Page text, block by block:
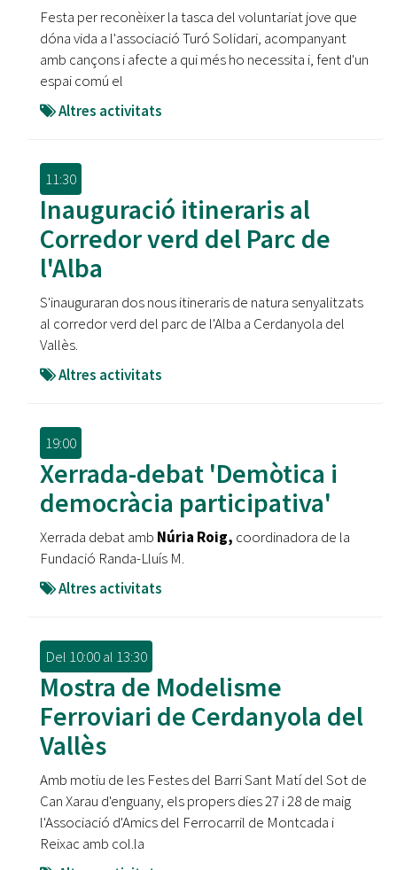
Festa per reconèixer la tasca del voluntariat jove que
dóna vida a l'associació Turó Solidari, acompanyant
amb cançons i afecte a qui més ho necessita i, fent d'un
espai comú el
Altres activitats
11:30
Inauguració itineraris al
Corredor verd del Parc de
l'Alba
S'inauguraran dos nous itineraris de natura senyalitzats
al corredor verd del parc de l'Alba a Cerdanyola del
Vallès.
Altres activitats
19:00
Xerrada-debat 'Demòtica i
democràcia participativa'
Xerrada debat amb Núria Roig, coordinadora de la
Fundació Randa-Lluís M.
Altres activitats
Del 10:00al 13:30
Mostra de Modelisme
Ferroviari de Cerdanyola del
Vallès
Amb motiu de les Festes del Barri Sant Matí del Sot de
Can Xarau d'enguany, els propers dies 27 i 28 de maig
l'Associació d'Amics del Ferrocarril de Montcada i
Reixac amb col.la